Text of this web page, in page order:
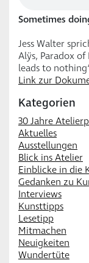
Sometimes
Jess Walter
Alÿs, Paradox
leads to
Link zur
Kategorien
30 Jahre
Aktuelles
Ausstellungen
Blick ins Atelier
Einblicke in die
Gedanken zu
Interviews
Kunsttipps
Lesetipp
Mitmachen
Neuigkeiten
Wundertüte